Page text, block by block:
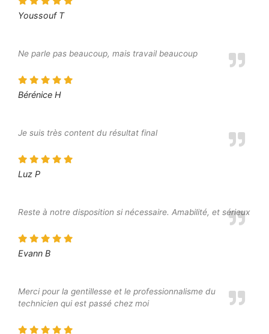
Youssouf T
Ne parle pas beaucoup, mais travail beaucoup
Bérénice H
Je suis très content du résultat final
Luz P
Reste à notre disposition si nécessaire. Amabilité, et sérieux
Evann B
Merci pour la gentillesse et le professionnalisme du
technicien qui est passé chez moi